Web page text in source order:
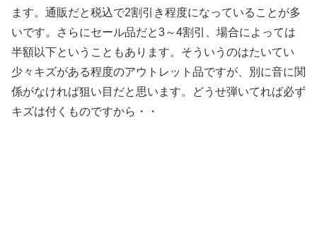
ます。通販だと税込で2割引き程度になっていることが多
いです。さらにセール品だと3～4割引、場合によっては
半額以下ということもあります。そういうのはたいてい
少々キズがある程度のアウトレット品ですが、別に音に関
係がなければ狙い目だと思います。どうせ弾いてれば必ず
キズは付くものですから・・